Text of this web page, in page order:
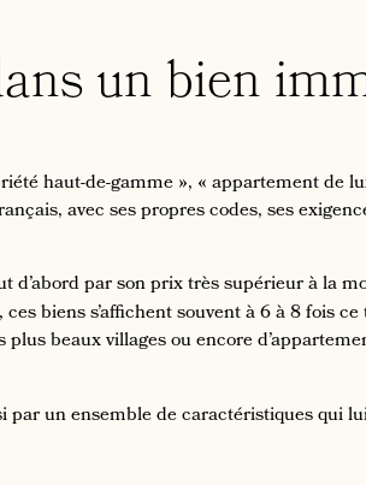
un bien
haut-de-gamme », « appartement de
avec ses propres codes, ses
d’abord par son prix très supérieur à la
biens s’affichent souvent à 6 à 8 fois
beaux villages ou encore
un ensemble de caractéristiques qui